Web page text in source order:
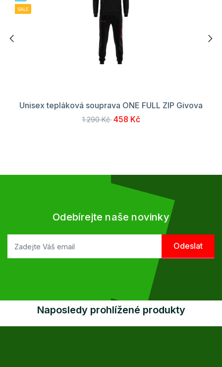
SALE
Unisex tepláková souprava ONE FULL ZIP Givova
1 290 Kč 458 Kč
Odebírejte naše novinky
Naposledy prohlížené produkty